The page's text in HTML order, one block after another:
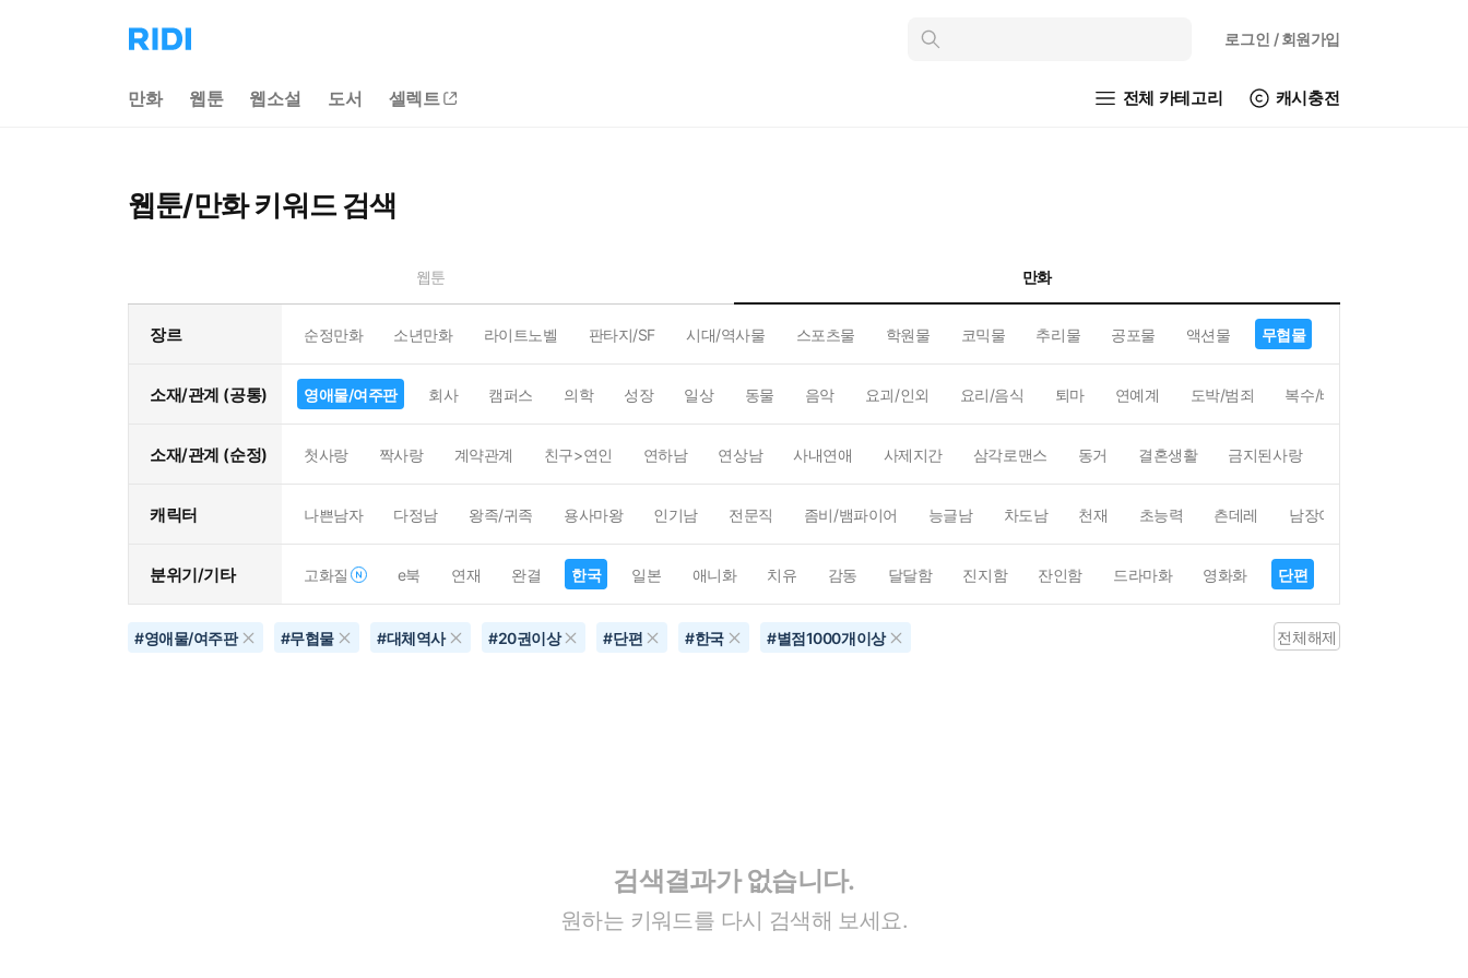
리
디
으
인
로그인 / 회원가입
만화 웹툰 웹소설 도서 셀렉트 전체 카테고리 캐시충전
웹툰/만화 키워드 검색
웹툰 만화
장르 순정만화 소년만화 라이트노벨 판타지/SF 시대/역사물 스포츠물 학원물 코믹물 추리물 공포물 액션물 무협물
소재/관계 (공통) 영애물/여주판 회사 캠퍼스 의학 성장 일상 동물 음악 요괴/인외 요리/음식 퇴마 연예계 도박/범죄 복수/배신
소재/관계 (순정) 첫사랑 짝사랑 계약관계 친구>연인 연하남 연상남 사내연애 사제지간 삼각로맨스 동거 결혼생활 금지된사랑
캐릭터 나쁜남자 다정남 왕족/귀족 용사마왕 인기남 전문직 좀비/뱀파이어 능글남 차도남 천재 초능력 츤데레 남장여자
분위기/기타 고화질 e북 연재 완결 한국 일본 애니화 치유 감동 달달함 진지함 잔인함 드라마화 영화화 단편
#영애물/여주판 #무협물 #대체역사 #20권이상 #단편 #한국 #별점1000개이상 전체해제
검색결과가 없습니다.
원하는 키워드를 다시 검색해 보세요.